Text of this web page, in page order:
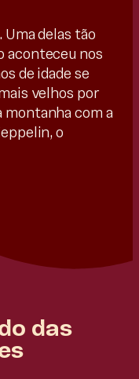
delas tão
aconteceu nos
de idade se
velhos por
montanha com a
o
das